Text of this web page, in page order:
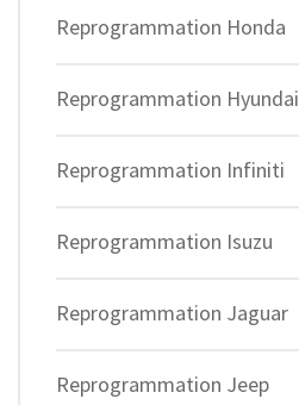
Reprogrammation Honda
Reprogrammation Hyundai
Reprogrammation Infiniti
Reprogrammation Isuzu
Reprogrammation Jaguar
Reprogrammation Jeep